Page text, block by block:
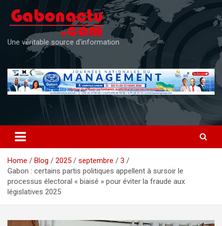
content
Une véritable source d'information
Home Blog 2025 septembre
3
Gabon : certains partis politiques appellent à sursoir le
processus électoral « biaisé » pour éviter la fraude aux
législatives 2025